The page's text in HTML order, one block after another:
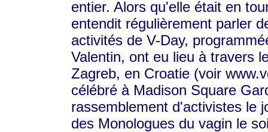
entier. Alors qu'elle était en
entendit régulièrement parler
activités de V-Day,
Valentin, ont eu lieu à travers
Zagreb, en Croatie (voir
célébré à Madison Square
rassemblement d'activistes le
des Monologues du vagin le